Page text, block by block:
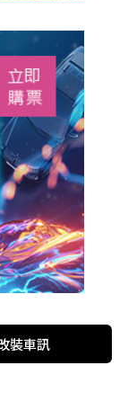
裝車訊